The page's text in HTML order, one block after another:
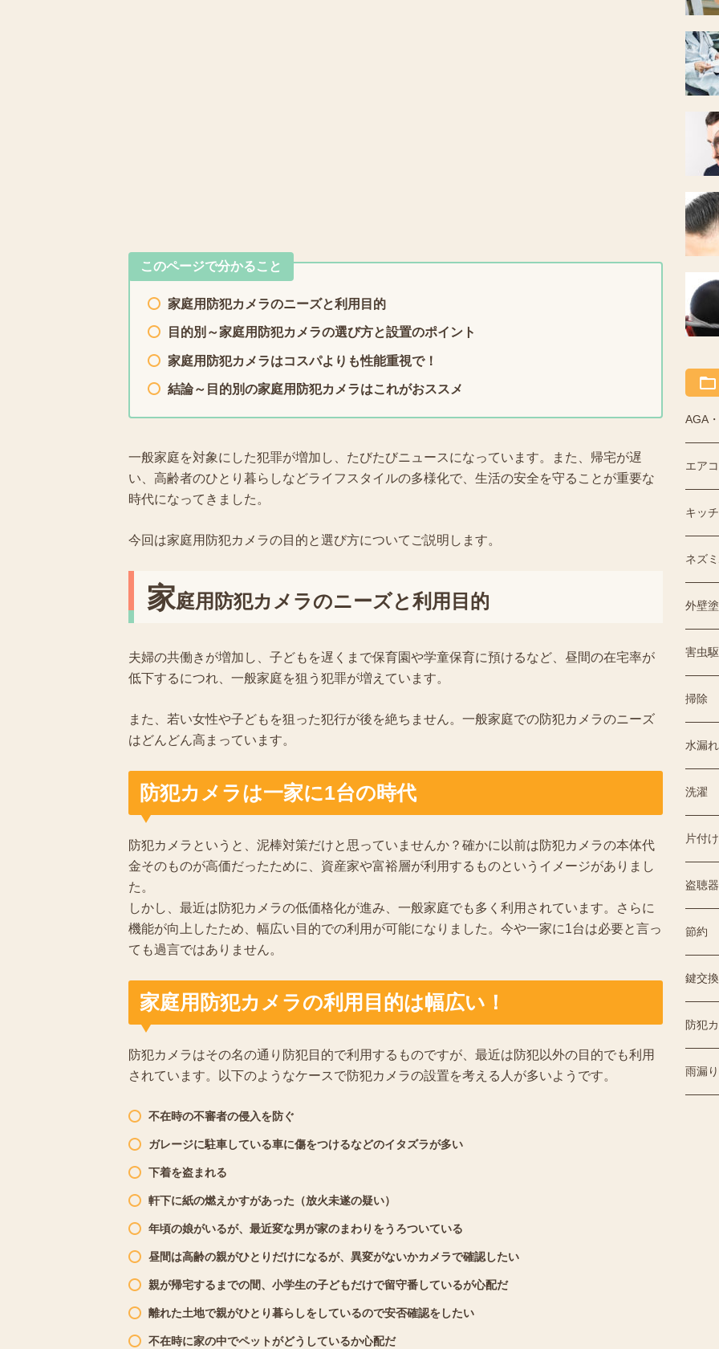
このページで分かること
家庭用防犯カメラのニーズと利用目的
目的別～家庭用防犯カメラの選び方と設置のポイント
家庭用防犯カメラはコスパよりも性能重視で！
結論～目的別の家庭用防犯カメラはこれがおススメ
一般家庭を対象にした犯罪が増加し、たびたびニュースになっています。また、帰宅が遅
い、高齢者のひとり暮らしなどライフスタイルの多様化で、生活の安全を守ることが重要な
時代になってきました。
今回は家庭用防犯カメラの目的と選び方についてご説明します。
家庭用防犯カメラのニーズと利用目的
夫婦の共働きが増加し、子どもを遅くまで保育園や学童保育に預けるなど、昼間の在宅率が
低下するにつれ、一般家庭を狙う犯罪が増えています。
また、若い女性や子どもを狙った犯行が後を絶ちません。一般家庭での防犯カメラのニーズ
はどんどん高まっています。
防犯カメラは一家に1台の時代
防犯カメラというと、泥棒対策だけと思っていませんか？確かに以前は防犯カメラの本体代
金そのものが高価だったために、資産家や富裕層が利用するものというイメージがありまし
た。
しかし、最近は防犯カメラの低価格化が進み、一般家庭でも多く利用されています。さらに
機能が向上したため、幅広い目的での利用が可能になりました。今や一家に1台は必要と言っ
ても過言ではありません。
家庭用防犯カメラの利用目的は幅広い！
防犯カメラはその名の通り防犯目的で利用するものですが、最近は防犯以外の目的でも利用
されています。以下のようなケースで防犯カメラの設置を考える人が多いようです。
不在時の不審者の侵入を防ぐ
ガレージに駐車している車に傷をつけるなどのイタズラが多い
下着を盗まれる
軒下に紙の燃えかすがあった（放火未遂の疑い）
年頃の娘がいるが、最近変な男が家のまわりをうろついている
昼間は高齢の親がひとりだけになるが、異変がないかカメラで確認したい
親が帰宅するまでの間、小学生の子どもだけで留守番しているが心配だ
離れた土地で親がひとり暮らしをしているので安否確認をしたい
不在時に家の中でペットがどうしているか心配だ
AGA
エア
キッ
ネズ
外壁
害虫
掃除
水漏れ
洗濯
片付け
盗聴器
節約
鍵交換
防犯
雨漏り